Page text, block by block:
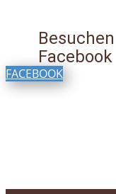
Facebook
FACEBOOK